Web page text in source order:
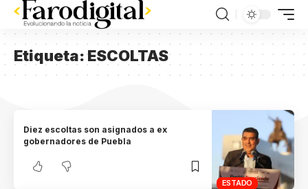
Etiqueta:ESCOLTAS
ESTADO
Diez escoltas son asignados a ex
gobernadores de Puebla